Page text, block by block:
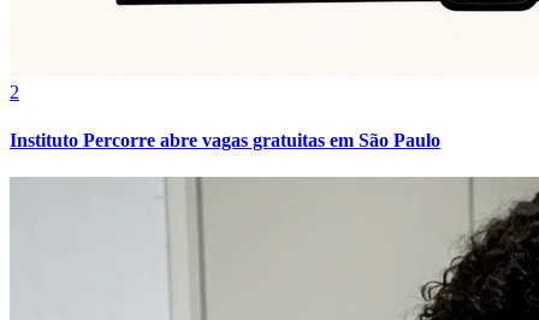
2
Instituto Percorre abre vagas gratuitas em São Paulo